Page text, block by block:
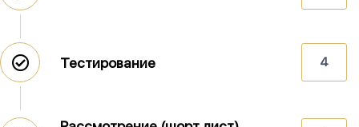
Тестирование 4